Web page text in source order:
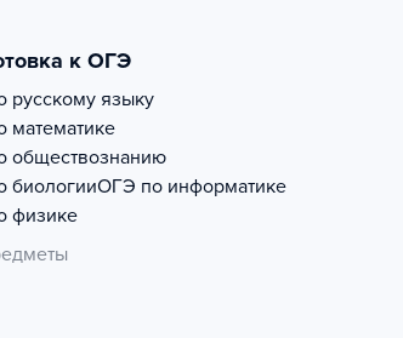
к ОГЭ
русскому языку
математике
обществознанию
биологииОГЭ по информатике
физике